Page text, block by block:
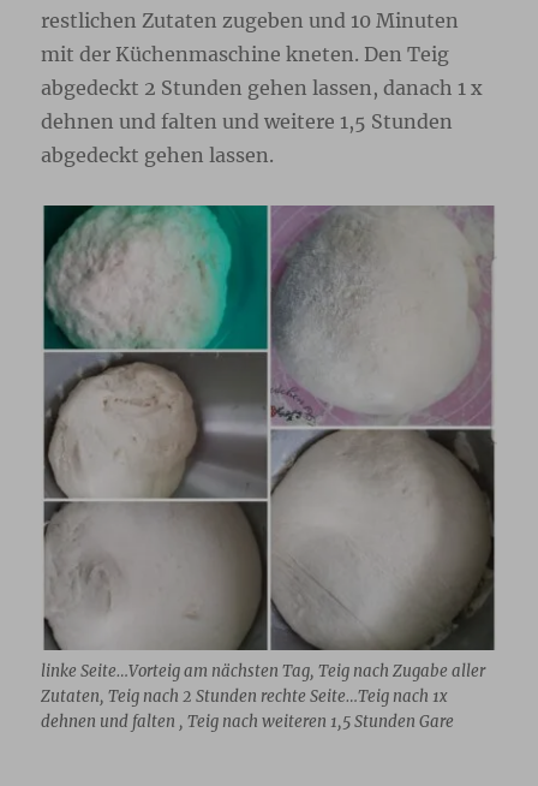
restlichen Zutaten zugeben und 10 Minuten
mit der Küchenmaschine kneten. Den Teig
abgedeckt 2 Stunden gehen lassen, danach 1 x
dehnen und falten und weitere 1,5 Stunden
abgedeckt gehen lassen.
linke Seite…Vorteig am nächsten Tag, Teig nach Zugabe aller
Zutaten, Teig nach 2 Stunden rechte Seite…Teig nach 1x
dehnen und falten , Teig nach weiteren 1,5 Stunden Gare